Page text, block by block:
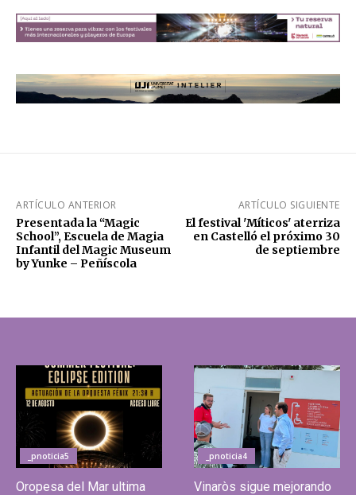
ARTÍCULO ANTERIOR
Presentada la “Magic
School”, Escuela de Magia
Infantil del Magic Museum
by Yunke – Peñíscola
ARTÍCULO SIGUIENTE
El festival 'Míticos' aterriza
en Castelló el próximo 30
de septiembre
_pnoticia5
Oropesa del Mar ultima
_pnoticia4
Vinaròs sigue mejorando